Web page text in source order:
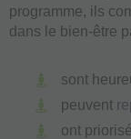
programme, ils
dans le bien-être
sont
peuvent
ont